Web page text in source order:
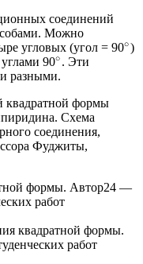
соединений
Можно
угловых (угол = 90∘)
90∘. Эти
разными.
квадратной формы
Схема
соединения,
Фуджиты,
квадратной формы.
работ